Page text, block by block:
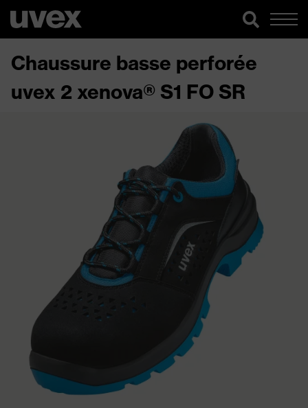
Chaussure basse perforée
uvex 2 xenova® S1 FO SR